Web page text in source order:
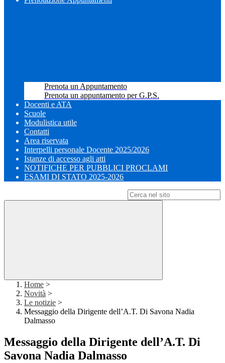
Prenota un Appuntamento
Prenota un appuntamento per G.P.S.
Docenti e ATA
Scuole
Modulistica utile
Contatti
Area riservata
Interpelli personale Docente 2025/2026
Istanze di accesso agli atti
NOTIFICHE PER PUBBLICI PROCLAMI
ESAMI DI STATO 2025-2026
Home >
Novità >
Le notizie >
Messaggio della Dirigente dell’A.T. Di Savona Nadia
Dalmasso
Messaggio della Dirigente dell’A.T. Di
Savona Nadia Dalmasso